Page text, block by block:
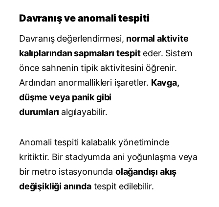
Davranış ve anomali tespiti
Davranış değerlendirmesi, normal aktivite
kalıplarından sapmaları tespiteder. Sistem
önce sahnenin tipik aktivitesini öğrenir.
Ardından anormallikleri işaretler. Kavga,
düşme veya panik gibi
durumları algılayabilir.
Anomali tespiti kalabalık yönetiminde
kritiktir. Bir stadyumda ani yoğunlaşma veya
bir metro istasyonunda olağandışı akış
değişikliği anındatespit edilebilir.